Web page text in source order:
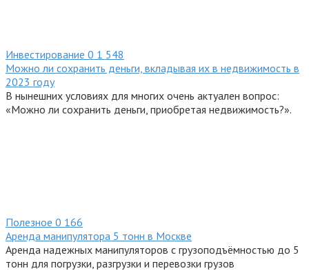
Инвестирование 0 1 548
Можно ли сохранить деньги, вкладывая их в недвижимость в
2023 году
В нынешних условиях для многих очень актуален вопрос:
«Можно ли сохранить деньги, приобретая недвижимость?».
Полезное 0 166
Аренда манипулятора 5 тонн в Москве
Аренда надежных манипуляторов с грузоподъёмностью до 5
тонн для погрузки, разгрузки и перевозки грузов